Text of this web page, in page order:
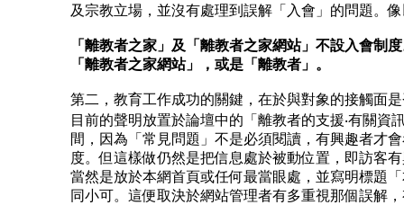
及宗教立場，並沒有處理到誤解「入會」的問題。
「離教者之家」及「離教者之家網站」不設入會制
「離教者之家網站」，或是「離教者」。
第二，教育工作成功的關鍵，在於與對象的接觸面
目前的聲明放置於論壇中的「離教者的支援‧有關
間，因為「常見問題」不是必須閱讀，有興趣者才
度。但這樣做仍然是把信息處於被動位置，即訪客
當然是放於本網首頁或任何最當眼處，並寫明標題
同小可。這便取決於網站管理者有多重視那個誤解